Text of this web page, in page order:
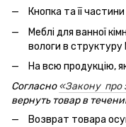
Кнопка та її
Меблі для ванної
вологи в
На всю продукцію,
Согласно«Закону про
вернуть товар в
Возврат товара